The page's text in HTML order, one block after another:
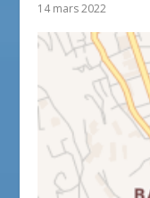
14 mars 2022